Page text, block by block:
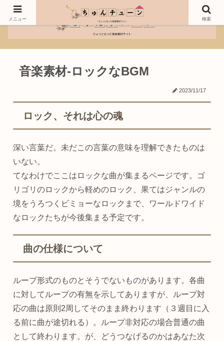
音楽素材-ロックなBGM
2023/11/17
ロック、それは心の魂
深い言葉だ。未だこの言葉の意味を理解できたものは
いない。
てなわけでここはロックな曲が集まるページです。ゴ
リゴリのロックから軽めのロック、果てはジャンルの
境をうろつくビミョーなロックまで、ワールドワイド
なロックたちが今後集まる予定です。
曲の仕様について
ループ形式のものとそうでないものがあります。各曲
に対してループの有無を示してありますが、ループ対
応の曲は原則2周してそのまま終わります（３週目に入
る前に曲が途切れる）。ループ非対応の場合普通の曲
として終わります。が、どうつなげるのかはあなた次
メニュー 検索